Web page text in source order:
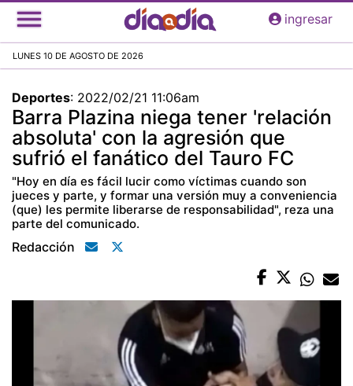
Pasar
al
principal
ingresar
LUNES 10 DE AGOSTO DE 2026
Deportes: 2022/02/21 11:06am
Barra Plazina niega tener 'relación
absoluta' con la agresión que
sufrió el fanático del Tauro FC
"Hoy en día es fácil lucir como víctimas cuando son
jueces y parte, y formar una versión muy a conveniencia
(que) les permite liberarse de responsabilidad", reza una
parte del comunicado.
Redacción